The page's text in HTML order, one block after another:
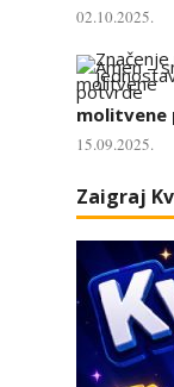
02.10.2025.
15.09.2025.
Zaigraj